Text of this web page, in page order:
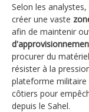
Selon les
créer une vaste
afin de maintenir
procurer du
résister à la
plateforme militaire
côtiers pour
depuis le Sahel.